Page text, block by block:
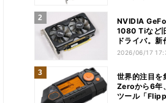
NVIDIA
1080 Tiなど
ドライバ。新
対応
2026/06/17
世界的注目
Zeroから6年
ツール「